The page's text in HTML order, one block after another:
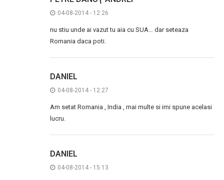
04-08-2014 - 12:26
nu stiu unde ai vazut tu aia cu SUA… dar seteaza
Romania daca poti.
DANIEL
04-08-2014 - 12:27
Am setat Romania , India , mai multe si imi spune acelasi
lucru.
DANIEL
04-08-2014 - 15:13